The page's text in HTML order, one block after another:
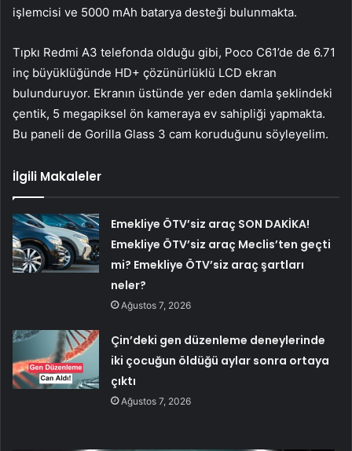
işlemcisi ve 5000 mAh batarya desteği bulunmakta.
Tıpkı Redmi A3 telefonda olduğu gibi, Poco C61’de de 6.71
inç büyüklüğünde HD+ çözünürlüklü LCD ekran
bulunduruyor. Ekranın üstünde yer eden damla şeklindeki
çentik, 5 megapiksel ön kameraya ev sahipliği yapmakta.
Bu paneli de Gorilla Glass 3 cam koruduğunu söyleyelim.
İlgili Makaleler
Emekliye ÖTV’siz araç SON DAKİKA!
Emekliye ÖTV’siz araç Meclis’ten geçti
mi? Emekliye ÖTV’siz araç şartları
neler?
Ağustos 7, 2026
Çin’deki gen düzenleme deneylerinde
iki çocuğun öldüğü aylar sonra ortaya
çıktı
Ağustos 7, 2026